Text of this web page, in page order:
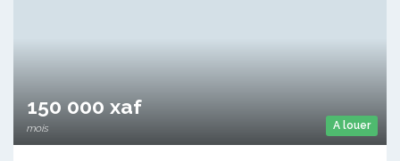
A louer
150 000 xaf
mois